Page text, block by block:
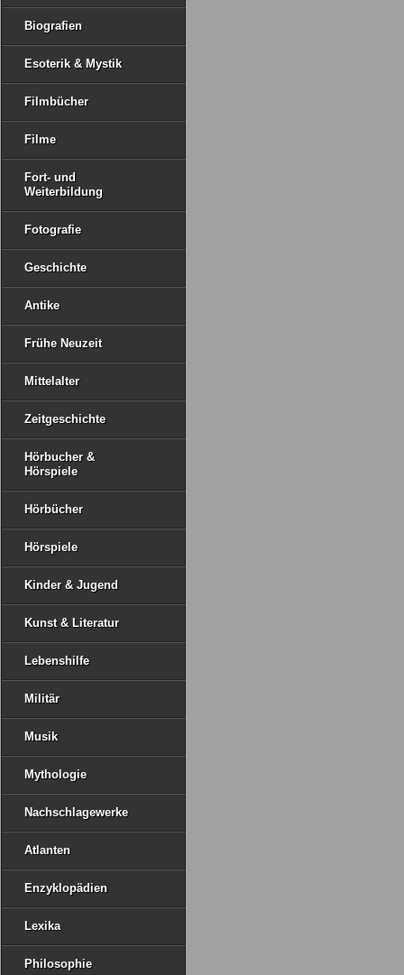
Biografien
Esoterik & Mystik
Filmbücher
Filme
Fort- und
Weiterbildung
Fotografie
Geschichte
Antike
Frühe Neuzeit
Mittelalter
Zeitgeschichte
Hörbucher &
Hörspiele
Hörbücher
Hörspiele
Kinder & Jugend
Kunst & Literatur
Lebenshilfe
Militär
Musik
Mythologie
Nachschlagewerke
Atlanten
Enzyklopädien
Lexika
Philosophie